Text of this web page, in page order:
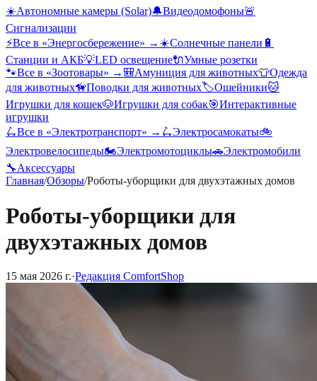
☀️Автономные камеры (Solar)🔔Видеодомофоны🚨
Сигнализации
⚡Все в «Энергосбережение» → ☀️Солнечные панели 🔋
Станции и АКБ💡LED освещение🔌Умные розетки
🐾Все в «Зоотовары» → 🎒Амуниция для животных👕Одежда
для животных🦮Поводки для животных🏷️Ошейники🐱
Игрушки для кошек🐶Игрушки для собак🎯Интерактивные
игрушки
🛴Все в «Электротранспорт» → 🛴Электросамокаты🚲
Электровелосипеды🏍️Электромотоциклы🚗Электромобили
🔧Аксессуары
Главная/Обзоры/Роботы-уборщики для двухэтажных домов
Роботы-уборщики для
двухэтажных домов
15 мая 2026 г.·Редакция ComfortShop